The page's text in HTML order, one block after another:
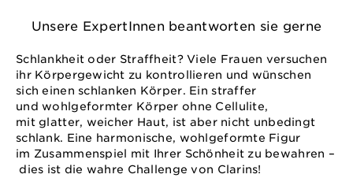
Unsere ExpertInnen beantworten sie gerne
Schlankheit oder Straffheit? Viele Frauen versuchen
ihr Körpergewicht zu kontrollieren und wünschen
sich einen schlanken Körper. Ein straffer
und wohlgeformter Körper ohne Cellulite,
mit glatter, weicher Haut, ist aber nicht unbedingt
schlank. Eine harmonische, wohlgeformte Figur
im Zusammenspiel mit Ihrer Schönheit zu bewahren –
dies ist die wahre Challenge von Clarins!